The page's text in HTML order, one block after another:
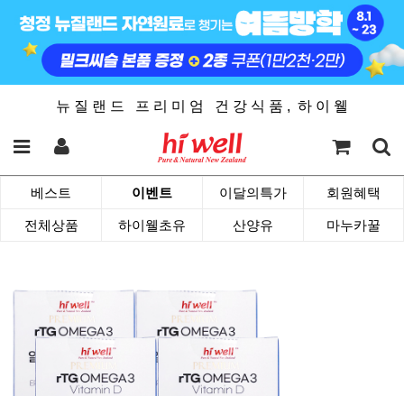
뉴 질 랜 드 프 리 미 엄 건 강 식 품 , 하 이 웰
베스트 이벤트 이달의특가 회원혜택
전체상품 하이웰초유 산양유 마누카꿀